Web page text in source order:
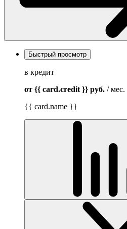
Быстрый просмотр
в кредит
от {{ card.credit }} руб. / мес.
{{ card.name }}